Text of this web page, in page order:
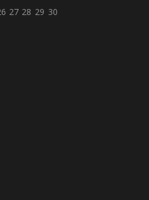
27 28 29 30